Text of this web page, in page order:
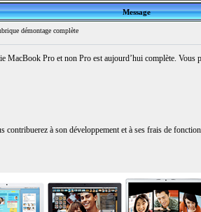
Message
démontage complète
MacBook Pro et non Pro est aujourd’hui complète.
à son développement et à ses frais de